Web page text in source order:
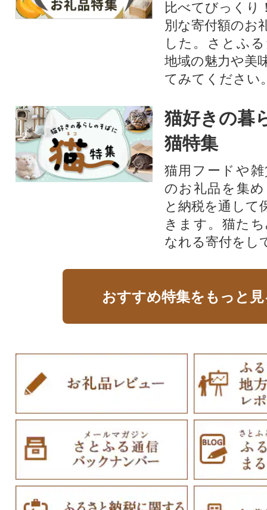
比べてびっくり
別な寄付額のお
した。さとふ
地域の魅力や美
てみてください
猫好きの暮
猫特集
猫用フードや
のお礼品を集
と納税を通して
きます。猫た
なれる寄付をし
おすすめ特集をもっと